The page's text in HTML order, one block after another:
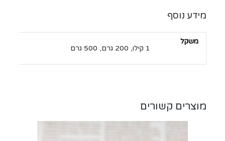
מידע נוסף
משקל
1 קילו, 200 גרם, 500 גרם
מוצרים קשורים